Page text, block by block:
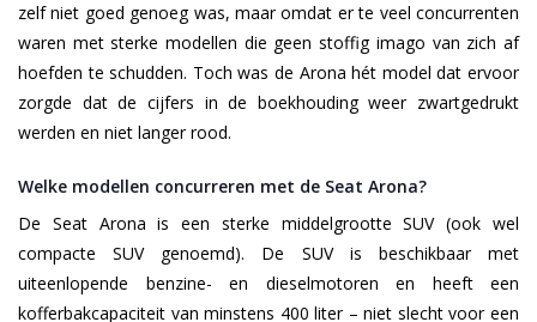
zelf niet goed genoeg was, maar omdat er te veel concurrenten
waren met sterke modellen die geen stoffig imago van zich af
hoefden te schudden. Toch was de Arona hét model dat ervoor
zorgde dat de cijfers in de boekhouding weer zwartgedrukt
werden en niet langer rood.
Welke modellen concurreren met de Seat Arona?
De Seat Arona is een sterke middelgrootte SUV (ook wel
compacte SUV genoemd). De SUV is beschikbaar met
uiteenlopende benzine- en dieselmotoren en heeft een
kofferbakcapaciteit van minstens 400 liter – niet slecht voor een